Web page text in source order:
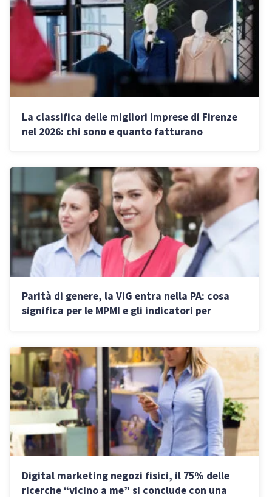
La classifica delle migliori imprese di Firenze
nel 2026: chi sono e quanto fatturano
Parità di genere, la VIG entra nella PA: cosa
significa per le MPMI e gli indicatori per
Digital marketing negozi fisici, il 75% delle
ricerche “vicino a me” si conclude con una